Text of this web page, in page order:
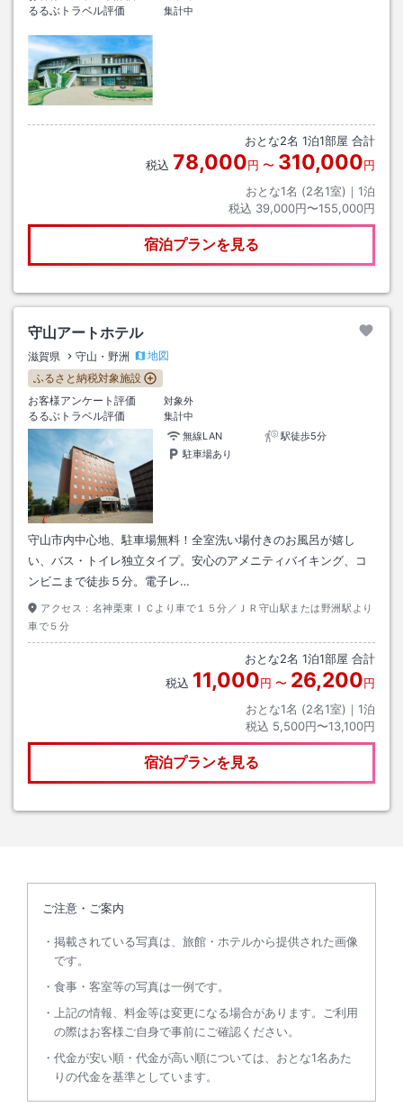
るるぶトラベル評価 集計中
おとな2名 1泊1部屋 合計
税込 78,000円 〜 310,000円
おとな1名 (2名1室)｜ 1泊
税込 39,000円〜155,000円
宿泊プランを見る
守山アートホテル
滋賀県 守山・野洲
地図
ふるさと納税対象施設
お客様アンケート評価
対象外
るるぶトラベル評価
集計中
無線LAN
駅徒歩5分
駐車場あり
守山市内中心地、駐車場無料！全室洗い場付きのお風呂が嬉し
い、バス・トイレ独立タイプ。安心のアメニティバイキング、コ
ンビニまで徒歩５分。電子レ…
アクセス： 名神栗東ＩＣより車で１５分／ＪＲ守山駅または野洲駅より
車で５分
おとな2名 1泊1部屋 合計
税込 11,000円 〜 26,200円
おとな1名 (2名1室)｜ 1泊
税込 5,500円〜13,100円
宿泊プランを見る
ご注意・ご案内
掲載されている写真は、旅館・ホテルから提供された画像
です。
食事・客室等の写真は一例です。
上記の情報、料金等は変更になる場合があります。ご利用
の際はお客様ご自身で事前にご確認ください。
代金が安い順・代金が高い順については、おとな1名あた
りの代金を基準としています。